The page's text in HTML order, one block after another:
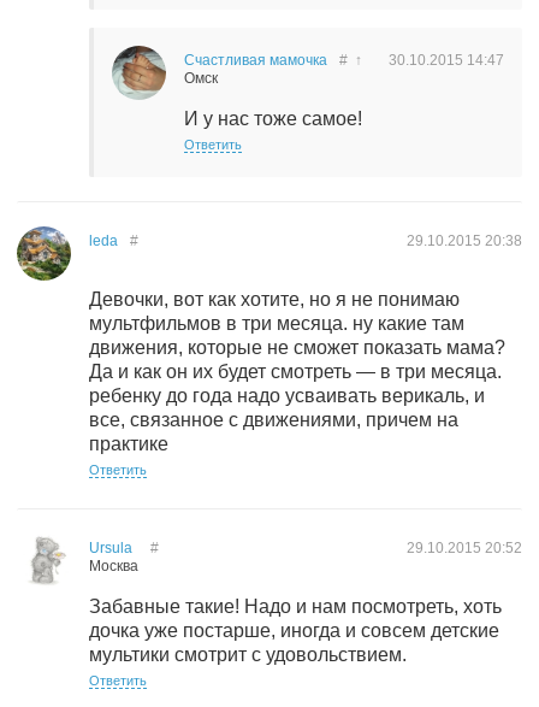
Счастливая мамочка
Омск
30.10.2015 14:47
# ↑
И у нас тоже самое!
Ответить
leda 29.10.2015 20:38
#
Девочки, вот как хотите, но я не понимаю
мультфильмов в три месяца. ну какие там
движения, которые не сможет показать мама?
Да и как он их будет смотреть — в три месяца.
ребенку до года надо усваивать верикаль, и
все, связанное с движениями, причем на
практике
Ответить
Ursula
Москва
29.10.2015 20:52
#
Забавные такие! Надо и нам посмотреть, хоть
дочка уже постарше, иногда и совсем детские
мультики смотрит с удовольствием.
Ответить